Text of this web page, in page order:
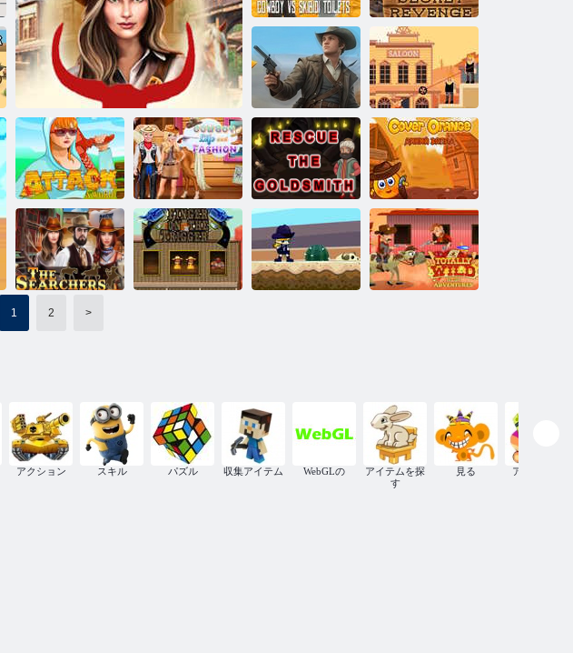
ゴールデンフロンティア
失われた記憶
カウボーイ vs
スキビディ ト
イレット
秘密の復讐
カウボーイ ア
ヒットマスタ
ーズ
単語を攻撃す
る
カウボーイの
生活とファッ
ション
ゴールドスミ
スを救出する
カバー オレン
ジ ワイルド ウ
ェスト
1 2 >
アクション スキル パズル 収集アイテム WebGLの
アイテムを探
す
見る アーケード